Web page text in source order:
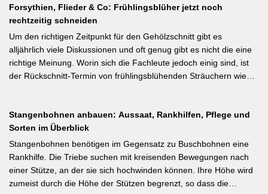
interessant: Der Artikel diskutiert, wann bei Freilandtomaten das
Ausgeizen kontraproduktiv ist – etwa bei buschigen Sorten, die
von Seitentrieben profitieren.
% der Blüten werden zu Früchten, ein rechtzeitiges Eingreifen vor
dem Junifall beugt der Alternanz (Abwechslung von
Ertragsjahren) vor. Für Äpfel und Birnen gilt: max. zwei kräftige
Früchte pro Fruchtbüschel, Abstand mindestens eine Handbreit.
Früchte in Schattenzonen vollständig entfernen.
Forsythien, Flieder & Co: Frühlingsblüher jetzt noch
rechtzeitig schneiden
Um den richtigen Zeitpunkt für den Gehölzschnitt gibt es
alljährlich viele Diskussionen und oft genug gibt es nicht die eine
richtige Meinung. Worin sich die Fachleute jedoch einig sind, ist
der Rückschnitt-Termin von frühlingsblühenden Sträuchern wie
Flieder und Zierkirsche bilden ihre Blütenknospen für das nächste
Jahr im Sommer. Der Schnitt direkt nach der Blüte (bei Flieder:
sofort nach dem Verblühen!) ist die letzte Chance – wer jetzt noch
nicht geschnitten hat, sollte spätestens in den nächsten zwei
Wochen ran. Das Grundprinzip: Überflüssige alte Triebe
bodennah entfernen, damit das neue Holz ausreifen kann.
Stangenbohnen anbauen: Aussaat, Rankhilfen, Pflege und
Sorten im Überblick
Stangenbohnen benötigen im Gegensatz zu Buschbohnen eine
Rankhilfe. Die Triebe suchen mit kreisenden Bewegungen nach
einer Stütze, an der sie sich hochwinden können. Ihre Höhe wird
zumeist durch die Höhe der Stützen begrenzt, so dass die